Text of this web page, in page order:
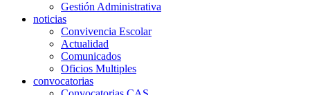
Gestión Administrativa
noticias
Convivencia Escolar
Actualidad
Comunicados
Oficios Multiples
convocatorias